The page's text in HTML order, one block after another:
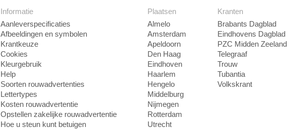
Informatie
Aanleverspecificaties
Afbeeldingen en symbolen
Krantkeuze
Cookies
Kleurgebruik
Help
Soorten rouwadvertenties
Lettertypes
Kosten rouwadvertentie
Opstellen zakelijke rouwadvertentie
Hoe u steun kunt betuigen
Plaatsen
Almelo
Amsterdam
Apeldoorn
Den Haag
Eindhoven
Haarlem
Hengelo
Middelburg
Nijmegen
Rotterdam
Utrecht
Kranten
Brabants Dagblad
Eindhovens Dagblad
PZC Midden Zeeland
Telegraaf
Trouw
Tubantia
Volkskrant